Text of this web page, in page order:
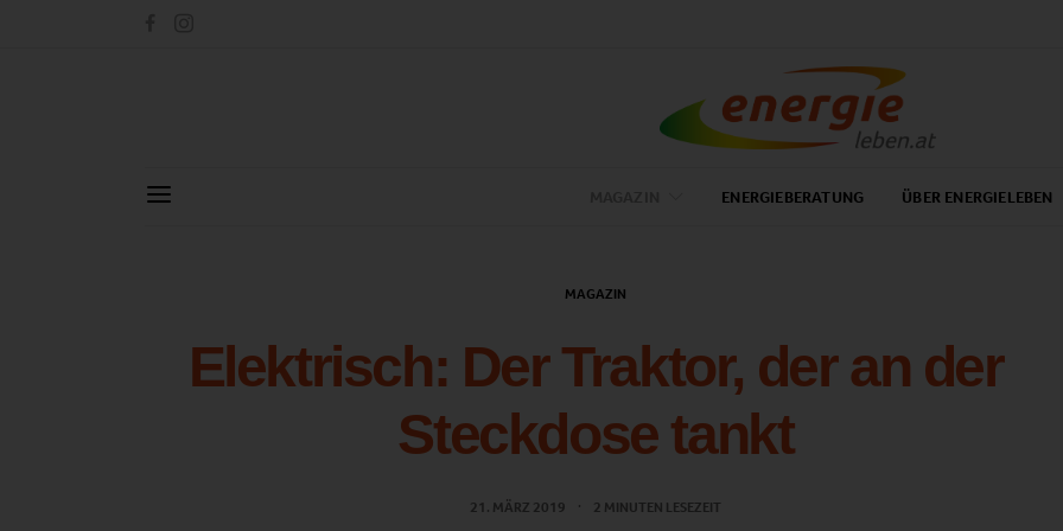
ENERGIEBERATUNG ÜBER ENERGIELEBEN
MAGAZIN
Elektrisch: Der Traktor, der an der
Steckdose tankt
21. MÄRZ 2019 2 MINUTEN LESEZEIT